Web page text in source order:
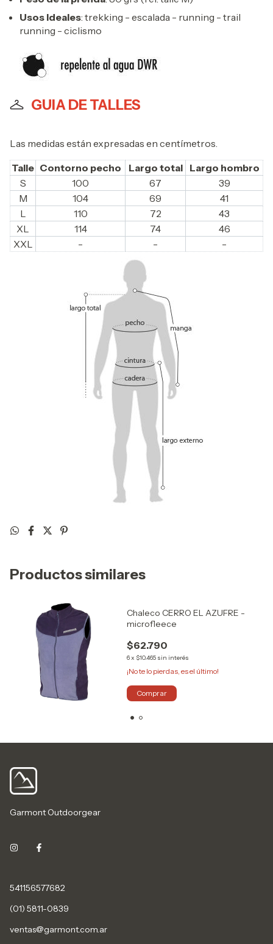
Usos Ideales: trekking - escalada - running - trail
running - ciclismo
GUIA DE TALLES
Las medidas están expresadas en centímetros.
Talle Contorno pecho Largo total
Largo hombro
S
100 67
39
M
104 69
41
L
110 72
43
XL
114 74
46
XXL
- - -
Productos similares
Chaleco CERRO EL AZUFRE -
microfleece
$62.790
6x $10.465 sin interés
¡No te lo pierdas, es el último!
Comprar
Garmont Outdoorgear
541156577682
(01) 5811-0839
ventas@garmont.com.ar